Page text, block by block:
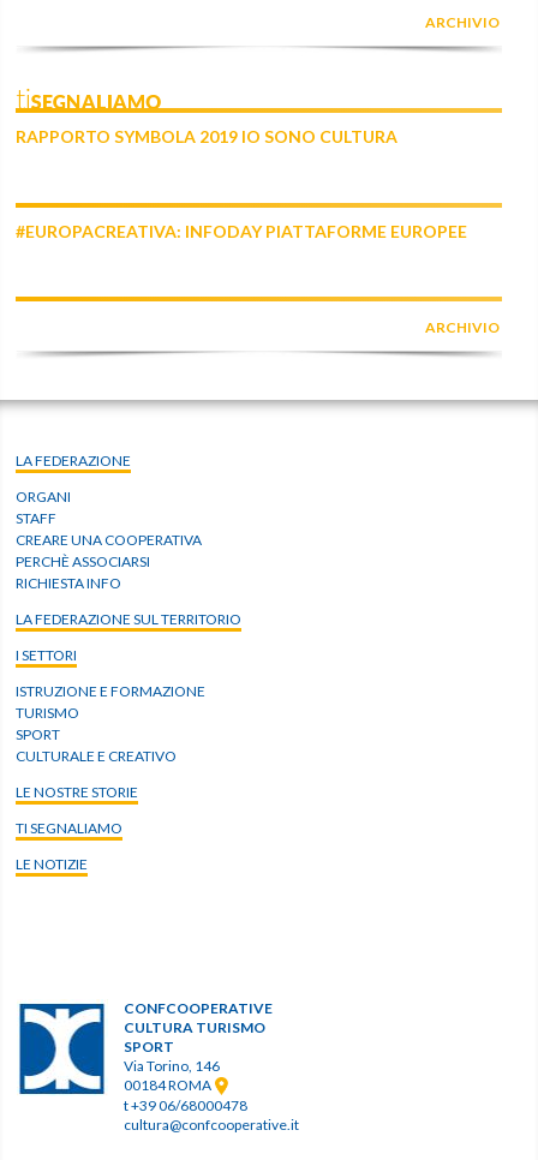
ARCHIVIO
tiSEGNALIAMO
RAPPORTO SYMBOLA 2019 IO SONO CULTURA
#EUROPACREATIVA: INFODAY PIATTAFORME EUROPEE
ARCHIVIO
LA FEDERAZIONE
ORGANI
STAFF
CREARE UNA COOPERATIVA
PERCHÈ ASSOCIARSI
RICHIESTA INFO
LA FEDERAZIONE SUL TERRITORIO
I SETTORI
ISTRUZIONE E FORMAZIONE
TURISMO
SPORT
CULTURALE E CREATIVO
LE NOSTRE STORIE
TI SEGNALIAMO
LE NOTIZIE
CONFCOOPERATIVE
CULTURA TURISMO
SPORT
Via Torino, 146
00184 ROMA
t +39 06/68000478
cultura@confcooperative.it